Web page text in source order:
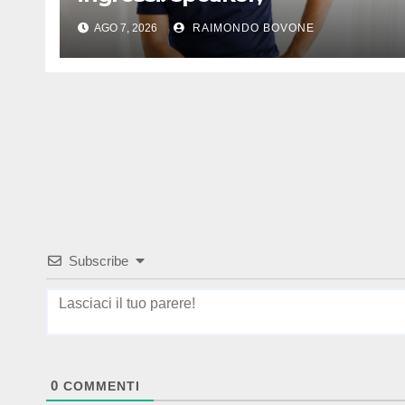
preparatore atletico e team
manager
AGO 7, 2026 RAIMONDO BOVONE
Subscribe
0 COMMENTI